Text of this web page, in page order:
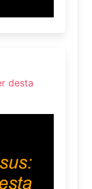
desta